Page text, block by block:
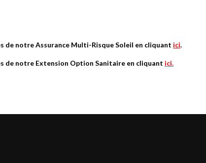
de notre Assurance Multi-Risque Soleil en cliquant ici.
de notre Extension Option Sanitaire en cliquant ici.